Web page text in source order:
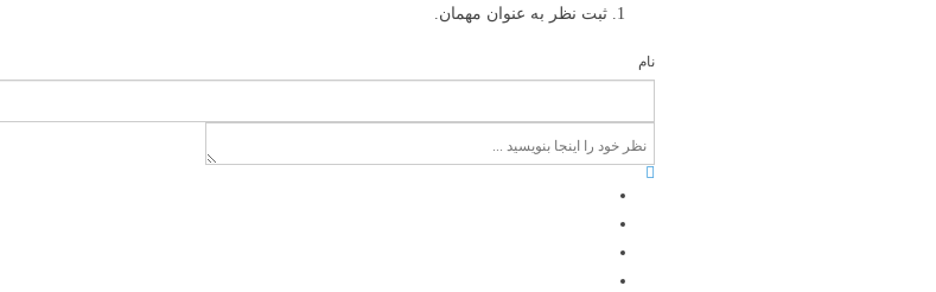
ثبت نظر به عنوان مهمان.
نام